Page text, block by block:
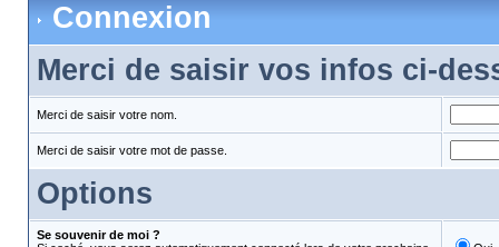
Connexion
Merci de saisir vos infos ci-
Merci de saisir votre nom.
Merci de saisir votre mot de passe.
Options
Se souvenir de moi ?